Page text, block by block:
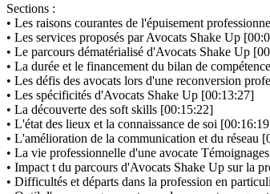
Sections :
• Les raisons courantes de l'épuisement
• Les services proposés par Avocats Shake Up
• Le parcours dématérialisé d'Avocats Shake Up
• La durée et le financement du bilan de
• Les défis des avocats lors d'une reconversion
• Les spécificités d'Avocats Shake Up [00:13:27]
• La découverte des soft skills [00:15:22]
• L'état des lieux et la connaissance de soi
• L'amélioration de la communication et du réseau
• La vie professionnelle d'une avocate
• Impact t du parcours d'Avocats Shake Up sur la
• Difficultés et départs dans la profession en